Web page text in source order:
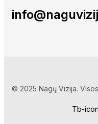
© 2025 Nagų Vizija.
Tb-